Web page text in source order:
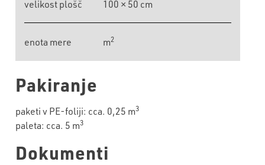
velikost plošč 100 × 50 cm
enota mere m2
Pakiranje
paketi v PE-foliji: cca. 0,25 m3
paleta: cca. 5 m3
Dokumenti